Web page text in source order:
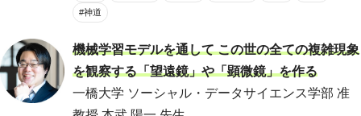
#神道
機械学習モデルを通して この世の全ての複雑現象
を観察する「望遠鏡」や「顕微鏡」を作る
一橋大学 ソーシャル・データサイエンス学部 准